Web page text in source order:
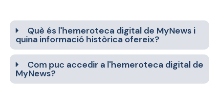
Què és l'hemeroteca digital de MyNews i
quina informació històrica ofereix?
Com puc accedir a l'hemeroteca digital de
MyNews?